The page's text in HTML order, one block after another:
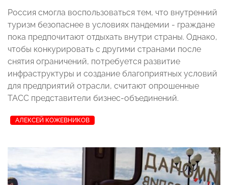
Россия смогла воспользоваться тем, что внутренний
туризм безопаснее в условиях пандемии - граждане
пока предпочитают отдыхать внутри страны. Однако,
чтобы конкурировать с другими странами после
снятия ограничений, потребуется развитие
инфраструктуры и создание благоприятных условий
для предприятий отрасли, считают опрошенные
ТАСС представители бизнес-объединений.
АЛЕКСЕЙ КОЖЕВНИКОВ